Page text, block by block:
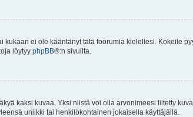
ei ole kääntänyt tätä foorumia kielellesi. Kokeile
löytyy phpBB®:n sivuilta.
kaksi kuvaa. Yksi niistä voi olla arvonimeesi liitetty
uniikki tai henkilökohtainen jokaisella käyttäjällä.